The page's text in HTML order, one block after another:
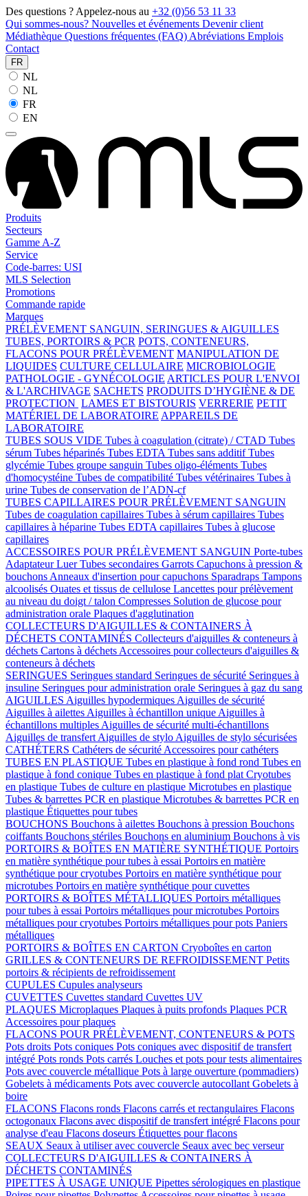
Des questions ? Appelez-nous au +32 (0)56 53 11 33
Qui sommes-nous? Nouvelles et événements Devenir client
Médiathèque Questions fréquentes (FAQ) Abréviations Emplois
Contact
FR
NL
NL
FR
EN
Produits
Secteurs
Gamme A-Z
Service
Code-barres: USI
MLS Selection
Promotions
Commande rapide
Marques
PRÉLÈVEMENT SANGUIN, SERINGUES & AIGUILLES
TUBES, PORTOIRS & PCR POTS, CONTENEURS,
FLACONS POUR PRÉLÈVEMENT MANIPULATION DE
LIQUIDES CULTURE CELLULAIRE MICROBIOLOGIE
PATHOLOGIE - GYNÉCOLOGIE ARTICLES POUR L'ENVOI
& L'ARCHIVAGE SACHETS PRODUITS D’HYGIÈNE & DE
PROTECTION LAMES ET BISTOURIS VERRERIE PETIT
MATÉRIEL DE LABORATOIRE APPAREILS DE
LABORATOIRE
TUBES SOUS VIDE Tubes à coagulation (citrate) / CTAD Tubes
sérum Tubes héparinés Tubes EDTA Tubes sans additifTubes
glycémie Tubes groupe sanguin Tubes oligo-éléments Tubes
d'homocystéine Tubes de compatibilité Tubes vétérinaires Tubes à
urine Tubes de conservation de l’ADN-cf
TUBES CAPILLAIRES POUR PRÉLÈVEMENT SANGUIN
Tubes de coagulation capillaires Tubes à sérum capillaires Tubes
capillaires à héparine Tubes EDTA capillaires Tubes à glucose
capillaires
ACCESSOIRES POUR PRÉLÈVEMENT SANGUIN Porte-tubes
Adaptateur LuerTubes secondaires Garrots Capuchons à pression &
bouchons Anneaux d'insertion pour capuchons Sparadraps Tampons
alcoolisés Ouates et tissus de cellulose Lancettes pour prélèvement
au niveau du doigt / talon Compresses Solution de glucose pour
administration orale Plaques d'agglutination
COLLECTEURS D'AIGUILLES & CONTAINERS À
DÉCHETS CONTAMINÉS Collecteurs d'aiguilles & conteneurs à
déchets Cartons à déchets Accessoires pour collecteurs d'aiguilles &
conteneurs à déchets
SERINGUES Seringues standard Seringues de sécurité Seringues à
insuline Seringues pour administration orale Seringues à gaz du sang
AIGUILLES Aiguilles hypodermiques Aiguilles de sécurité
Aiguilles à ailettes Aiguilles à échantillon unique Aiguilles à
échantillons multiples Aiguilles de sécurité multi-échantillons
Aiguilles de transfert Aiguilles de stylo Aiguilles de stylo sécurisées
CATHÉTERS Cathéters de sécurité Accessoires pour cathéters
TUBES EN PLASTIQUE Tubes en plastique à fond rond Tubes en
plastique à fond conique Tubes en plastique à fond plat Cryotubes
en plastique Tubes de culture en plastique Microtubes en plastique
Tubes & barrettes PCR en plastique Microtubes & barrettes PCR en
plastique Étiquettes pour tubes
BOUCHONS Bouchons à ailettes Bouchons à pression Bouchons
coiffants Bouchons stériles Bouchons en aluminium Bouchons à vis
PORTOIRS & BOÎTES EN MATIÈRE SYNTHÉTIQUE Portoirs
en matière synthétique pour tubes à essai Portoirs en matière
synthétique pour cryotubes Portoirs en matière synthétique pour
microtubes Portoirs en matière synthétique pour cuvettes
PORTOIRS & BOÎTES MÉTALLIQUES Portoirs métalliques
pour tubes à essai Portoirs métalliques pour microtubes Portoirs
métalliques pour cryotubes Portoirs métalliques pour pots Paniers
métalliques
PORTOIRS & BOÎTES EN CARTON Cryoboîtes en carton
GRILLES & CONTENEURS DE REFROIDISSEMENT Petits
portoirs & récipients de refroidissement
CUPULES Cupules analyseurs
CUVETTES Cuvettes standard Cuvettes UV
PLAQUES Microplaques Plaques à puits profonds Plaques PCR
Accessoires pour plaques
FLACONS POUR PRÉLÈVEMENT, CONTENEURS & POTS
Pots droits Pots coniques Pots coniques avec dispositif de transfert
intégré Pots ronds Pots carrés Louches et pots pour tests alimentaires
Pots avec couvercle métallique Pots à large ouverture (pommadiers)
Gobelets à médicaments Pots avec couvercle autocollant Gobelets à
boire
FLACONS Flacons ronds Flacons carrés et rectangulaires Flacons
octogonaux Flacons avec dispositif de transfert intégré Flacons pour
analyse d'eau Flacons doseurs Étiquettes pour flacons
SEAUX Seaux à utiliser avec couvercle Seaux avec bec verseur
COLLECTEURS D'AIGUILLES & CONTAINERS À
DÉCHETS CONTAMINÉS
PIPETTES À USAGE UNIQUE Pipettes sérologiques en plastique